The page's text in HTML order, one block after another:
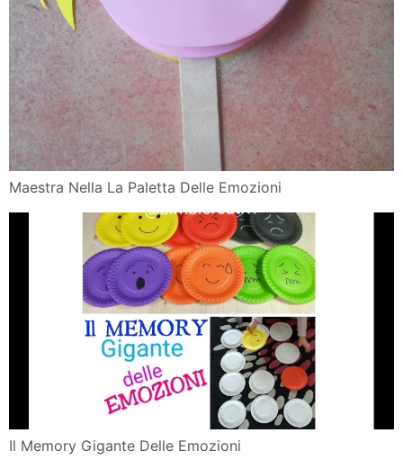
Maestra Nella La Paletta Delle Emozioni
Il Memory Gigante Delle Emozioni